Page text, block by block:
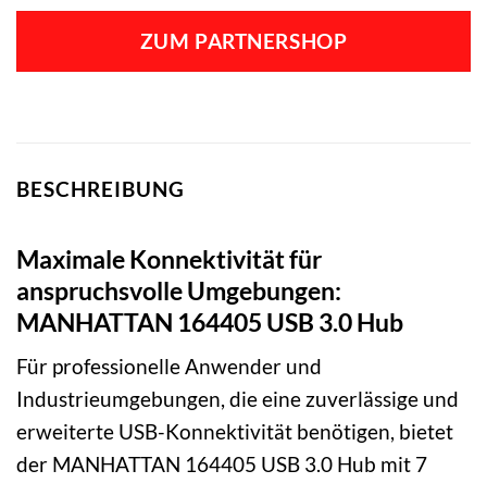
ZUM PARTNERSHOP
BESCHREIBUNG
Maximale Konnektivität für
anspruchsvolle Umgebungen:
MANHATTAN 164405 USB 3.0 Hub
Für professionelle Anwender und
Industrieumgebungen, die eine zuverlässige und
erweiterte USB-Konnektivität benötigen, bietet
der MANHATTAN 164405 USB 3.0 Hub mit 7